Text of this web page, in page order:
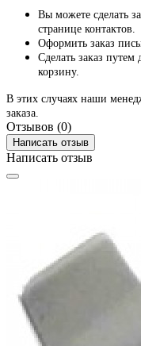
Вы можете сделать
странице контактов.
Оформить заказ
Сделать заказ
корзину.
В этих случаях наши
заказа.
Отзывов (0)
Написать отзыв
Написать отзыв